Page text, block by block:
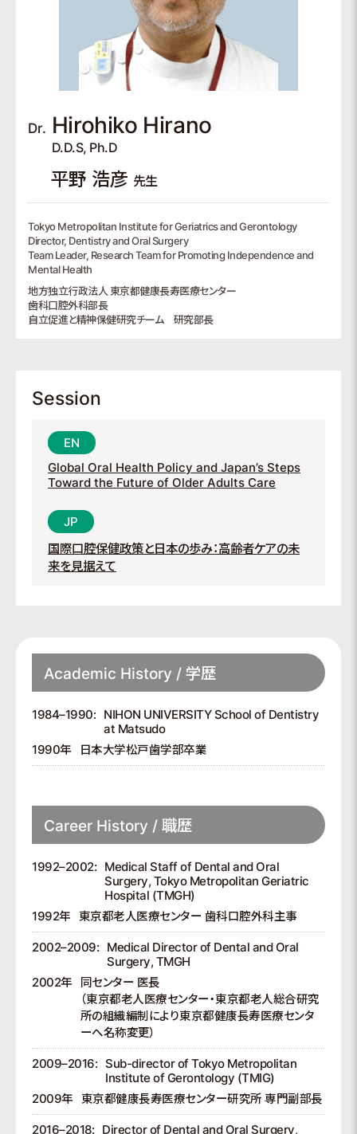
Dr. Hirohiko Hirano
D.D.S, Ph.D
平野 浩彦 先生
Tokyo Metropolitan Institute for Geriatrics and Gerontology
Director, Dentistry and Oral Surgery
Team Leader, Research Team for Promoting Independence and
Mental Health
地方独立行政法人 東京都健康長寿医療センター
歯科口腔外科部長
自立促進と精神保健研究チーム 研究部長
Session
Global Oral Health Policy and Japan’s Steps
Toward the Future of Older Adults Care
国際口腔保健政策と日本の歩み：高齢者ケアの未
来を見据えて
Academic History / 学歴
1984–1990:
NIHON UNIVERSITY School of Dentistry
at Matsudo
1990年
日本大学松戸歯学部卒業
Career History / 職歴
1992–2002:
Medical Staff of Dental and Oral
Surgery, Tokyo Metropolitan Geriatric
Hospital (TMGH)
2002–2009:
Medical Director of Dental and Oral
Surgery, TMGH
2009–2016: Sub-director of Tokyo Metropolitan
Institute of Gerontology (TMIG)
2016–2018:
Director of Dental and Oral Surgery,
1992年 東京都老人医療センター 歯科口腔外科主事
2002年
同センター 医長
（東京都老人医療センター・東京都老人総合研究
所の組織編制により東京都健康長寿医療センタ
ーへ名称変更）
2009年 東京都健康長寿医療センター研究所 専門副部長